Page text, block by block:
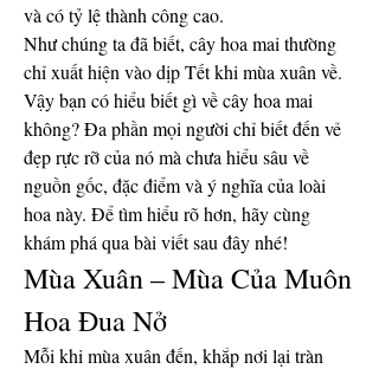
và có tỷ lệ thành công cao.
Như chúng ta đã biết, cây hoa mai thường
chỉ xuất hiện vào dịp Tết khi mùa xuân về.
Vậy bạn có hiểu biết gì về cây hoa mai
không? Đa phần mọi người chỉ biết đến vẻ
đẹp rực rỡ của nó mà chưa hiểu sâu về
nguồn gốc, đặc điểm và ý nghĩa của loài
hoa này. Để tìm hiểu rõ hơn, hãy cùng
khám phá qua bài viết sau đây nhé!
Mùa Xuân – Mùa Của Muôn
Hoa Đua Nở
Mỗi khi mùa xuân đến, khắp nơi lại tràn